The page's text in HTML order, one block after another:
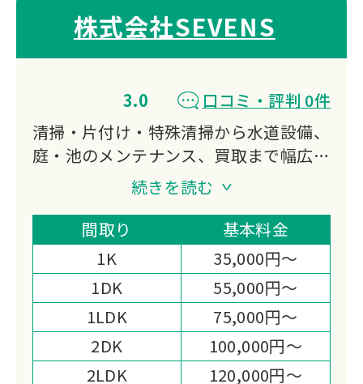
株式会社SEVENS
3.0
口コミ・評判 0件
清掃・片付け・特殊清掃から水道設備、
庭・池のメンテナンス、買取まで幅広く
カスタマーサポートと迅速な対応体制
で、お客様に「申し訳ない」と思わせな
い安心の相談環境を提供します。
続きを読む
間取り
基本料金
1K
35,000円～
1DK
55,000円～
1LDK
75,000円～
2DK
100,000円～
2LDK
120,000円～